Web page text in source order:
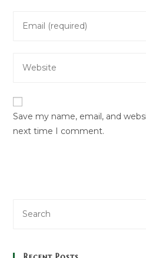
comment
address
URL
(optional)
Save my name, email, and
next time I comment.